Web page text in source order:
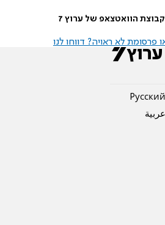
הוואטצאפ של ערוץ 7
לא ראויה? דווחו לנו
Pусский
عربية